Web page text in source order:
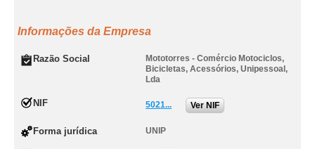
Informações da Empresa
Razão Social
Mototorres - Comércio Motociclos,
Bicicletas, Acessórios, Unipessoal,
Lda
NIF 5021... Ver NIF
Forma jurídica UNIP